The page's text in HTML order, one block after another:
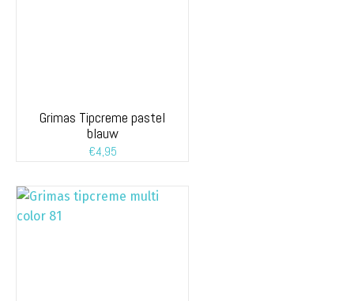
Grimas Tipcreme pastel
blauw
€4,95